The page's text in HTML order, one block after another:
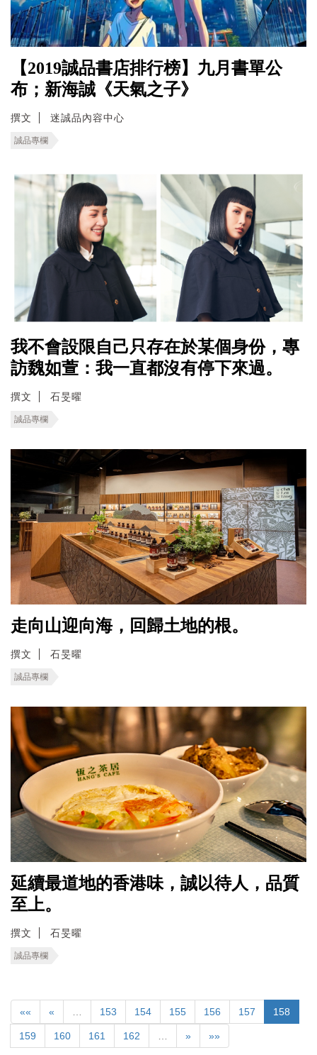
【2019誠品書店排行榜】九月書單公
布；新海誠《天氣之子》
撰文 迷誠品內容中心
誠品專欄
我不會設限自己只存在於某個身份，專
訪魏如萱：我一直都沒有停下來過。
撰文 石旻曜
誠品專欄
走向山迎向海，回歸土地的根。
撰文 石旻曜
誠品專欄
延續最道地的香港味，誠以待人，品質
至上。
撰文 石旻曜
誠品專欄
«« « 153 154 155 156 157 158
159 160 161 162 » »»